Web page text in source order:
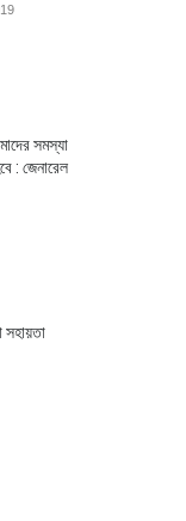
সমস্যা
: জেনারেল
সহায়তা